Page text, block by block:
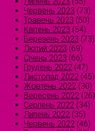
Червень 2023 (73)
Травень 2023 (50)
Квітень 2023 (54)
Березень 2023 (73)
Лютий 2023 (69)
Січень 2023 (66)
Грудень 2022 (47)
Листопад 2022 (45)
Жовтень 2022 (30)
Вересень 2022 (26)
Серпень 2022 (34)
Липень 2022 (35)
Червень 2022 (46)